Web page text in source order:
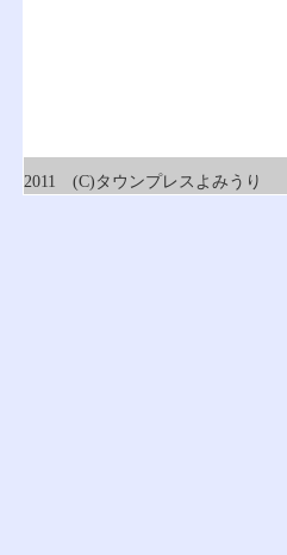
2011 (C)タウンプレスよみうり